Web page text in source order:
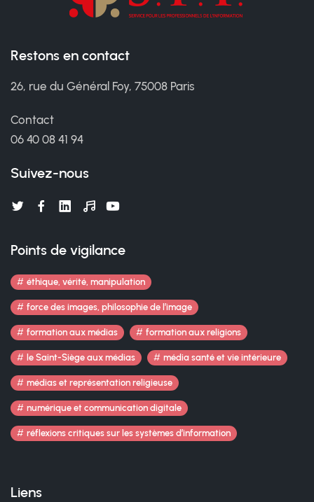
Restons en contact
26, rue du Général Foy, 75008 Paris
Contact
06 40 08 41 94
Suivez-nous
Points de vigilance
éthique, vérité, manipulation
force des images, philosophie de l’image
formation aux médias formation aux religions
le Saint-Siège aux médias média santé et vie intérieure
médias et représentation religieuse
numérique et communication digitale
réflexions critiques sur les systèmes d’information
Liens